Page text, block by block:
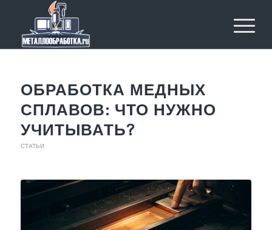
ОБРАБОТКА МЕДНЫХ
СПЛАВОВ: ЧТО НУЖНО
УЧИТЫВАТЬ?
СТАТЬИ